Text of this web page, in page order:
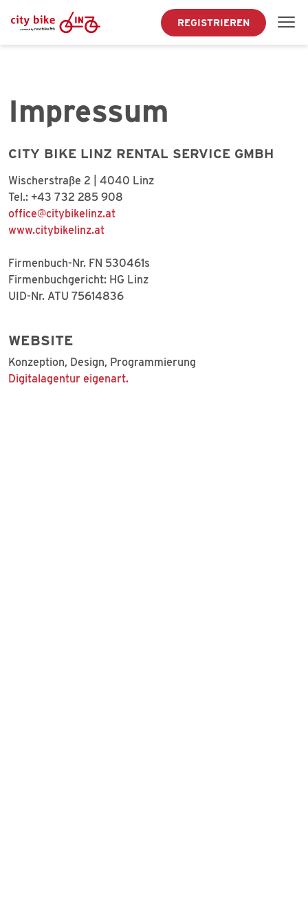
REGISTRIEREN
Impressum
CITY BIKE LINZ RENTAL SERVICE GMBH
Wischerstraße 2 | 4040 Linz
Tel.: +43 732 285 908
office@citybikelinz.at
www.citybikelinz.at
Firmenbuch-Nr. FN 530461s
Firmenbuchgericht: HG Linz
UID-Nr. ATU 75614836
WEBSITE
Konzeption, Design, Programmierung
Digitalagentur eigenart.